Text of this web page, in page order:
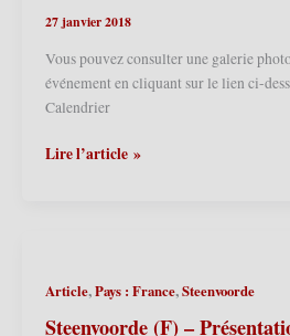
des
Géants
2019
(26/01/2019)
27 janvier 2018
Vous pouvez consulter une galerie
événement en cliquant sur le lien ci-
Calendrier
Ath
–
Présentation
Lire l’article »
Article,Pays : France,Steenvoorde
Steenvoorde (F) –